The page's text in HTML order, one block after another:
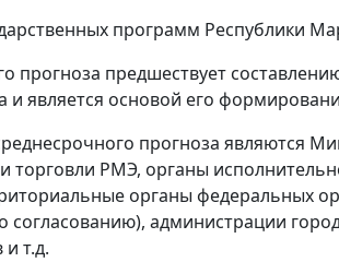
программ Республики
прогноза предшествует
и является основой его
прогноза являются
торговли РМЭ, органы
органы федеральных
согласованию), администрации
т.д.